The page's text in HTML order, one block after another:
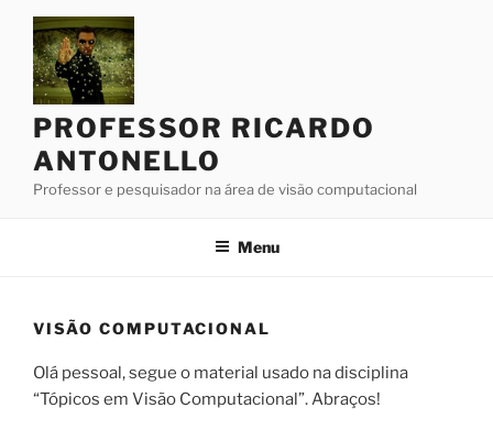
Pular
conteúdo
PROFESSOR RICARDO
ANTONELLO
Professor e pesquisador na área de visão computacional
Menu
VISÃO COMPUTACIONAL
Olá pessoal, segue o material usado na disciplina
“Tópicos em Visão Computacional”. Abraços!